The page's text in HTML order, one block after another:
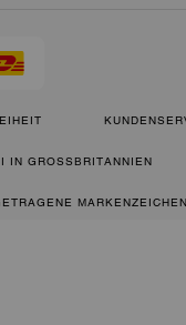
IN GROSSBRITANNIEN